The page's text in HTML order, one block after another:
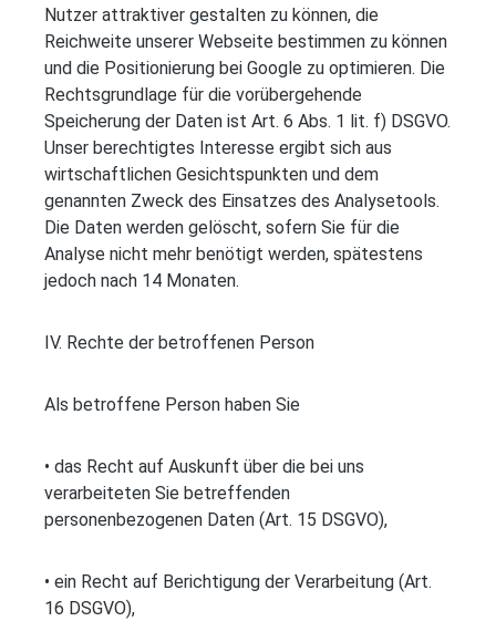
Nutzer attraktiver gestalten zu können, die
Reichweite unserer Webseite bestimmen zu können
und die Positionierung bei Google zu optimieren. Die
Rechtsgrundlage für die vorübergehende
Speicherung der Daten ist Art. 6 Abs. 1 lit. f) DSGVO.
Unser berechtigtes Interesse ergibt sich aus
wirtschaftlichen Gesichtspunkten und dem
genannten Zweck des Einsatzes des Analysetools.
Die Daten werden gelöscht, sofern Sie für die
Analyse nicht mehr benötigt werden, spätestens
jedoch nach 14 Monaten.
IV. Rechte der betroffenen Person
Als betroffene Person haben Sie
• das Recht auf Auskunft über die bei uns
verarbeiteten Sie betreffenden
personenbezogenen Daten (Art. 15 DSGVO),
• ein Recht auf Berichtigung der Verarbeitung (Art.
16 DSGVO),